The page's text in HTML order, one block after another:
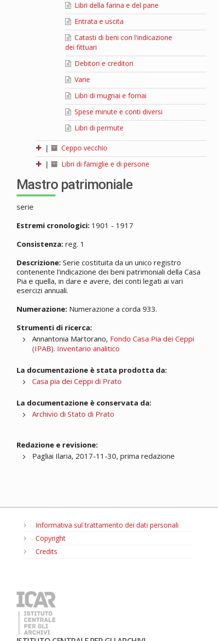
Libri della farina e del pane
Entrata e uscita
Catasti di beni con l'indicazione
dei fittuari
Debitori e creditori
Varie
Libri di mugnai e fornai
Spese minute e conti diversi
Libri di permute
|
Ceppo vecchio
|
Libri di famiglie e di persone
Mastro patrimoniale
serie
Estremi cronologici:1901 - 1917
Consistenza:reg. 1
Descrizione:Serie costituita da un unico registro
contenente l'indicazione dei beni patrimoniali della Casa
Pia e quella, in dare e avere, dei conti legati ai vari
esercizi annuali.
Numerazione:Numerazione a corda 933.
Strumenti di ricerca:
Annantonia Martorano, Fondo Casa Pia dei Ceppi
(IPAB). Inventario analitico
La documentazione è stata prodotta da:
Casa pia dei Ceppi di Prato
La documentazione è conservata da:
Archivio di Stato di Prato
Redazione e revisione:
Pagliai Ilaria, 2017-11-30, prima redazione
Informativa sul trattamento dei dati personali
Copyright
Credits